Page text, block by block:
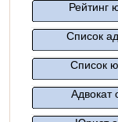
Рейтинг
Список
Список
Адвокат